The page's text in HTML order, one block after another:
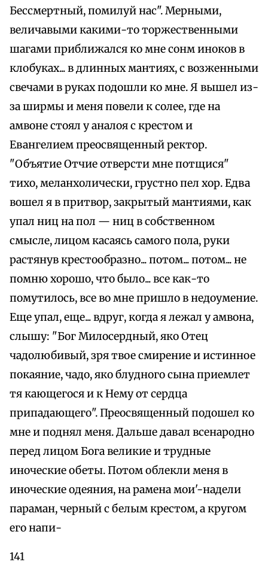
Бессмертный, помилуй нас". Мерными,
величавыми какими-то торжественными
шагами приближался ко мне сонм иноков в
клобуках... в длинных мантиях, с возженными
свечами в руках подошли ко мне. Я вышел из-
за ширмы и меня повели к солее, где на
амвоне стоял у аналоя с крестом и
Евангелием преосвященный ректор.
"Объятие Отчие отверсти мне потщися"
тихо, меланхолически, грустно пел хор. Едва
вошел я в притвор, закрытый мантиями, как
упал ниц на пол — ниц в собственном
смысле, лицом касаясь самого пола, руки
растянув крестообразно... потом... потом... не
помню хорошо, что было... все как-то
помутилось, все во мне пришло в недоумение.
Еще упал, еще... вдруг, когда я лежал у амвона,
слышу: "Бог Милосердный, яко Отец
чадолюбивый, зря твое смирение и истинное
покаяние, чадо, яко блудного сына приемлет
тя кающегося и к Нему от сердца
припадающего". Преосвященный подошел ко
мне и поднял меня. Дальше давал всенародно
перед лицом Бога великие и трудные
иноческие обеты. Потом облекли меня в
иноческие одеяния, на рамена мои'-надели
параман, черный с белым крестом, а кругом
его напи-
141